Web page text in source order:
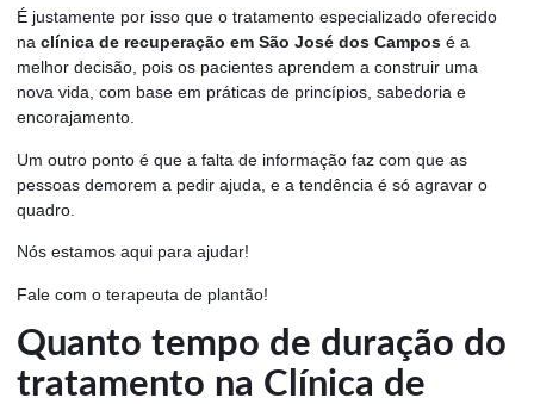
É justamente por isso que o tratamento especializado oferecido
na clínica de recuperação em São José dos Campos é a
melhor decisão, pois os pacientes aprendem a construir uma
nova vida, com base em práticas de princípios, sabedoria e
encorajamento.
Um outro ponto é que a falta de informação faz com que as
pessoas demorem a pedir ajuda, e a tendência é só agravar o
quadro.
Nós estamos aqui para ajudar!
Fale com o terapeuta de plantão!
Quanto tempo de duração do
tratamento na Clínica de